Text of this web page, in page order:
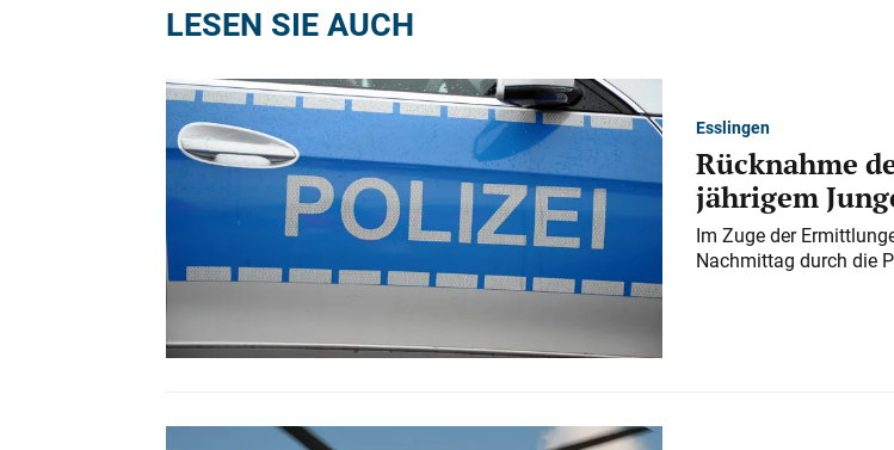
LESEN SIE AUCH
Esslingen
Rücknahme
jährigem
Im Zuge der
Nachmittag durch die